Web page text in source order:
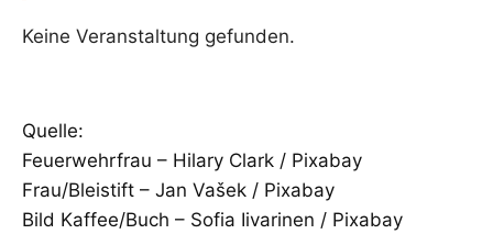
Keine Veranstaltung gefunden.
Quelle:
Feuerwehrfrau – Hilary Clark / Pixabay
Frau/Bleistift – Jan Vašek / Pixabay
Bild Kaffee/Buch – Sofia Iivarinen / Pixabay